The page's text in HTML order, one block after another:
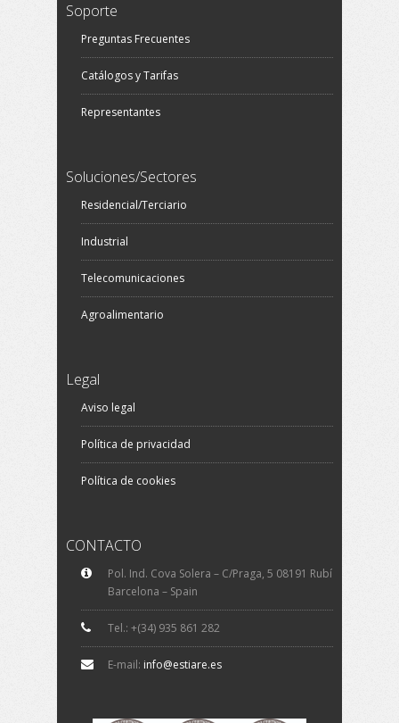
Soporte
Preguntas Frecuentes
Catálogos y Tarifas
Representantes
Soluciones/Sectores
Residencial/Terciario
Industrial
Telecomunicaciones
Agroalimentario
Legal
Aviso legal
Política de privacidad
Política de cookies
CONTACTO
Pol. Ind. Cova Solera – C/Praga, 5 08191 Rubí
Barcelona – Spain
Tel.: +(34) 935 861 282
E-mail: info@estiare.es